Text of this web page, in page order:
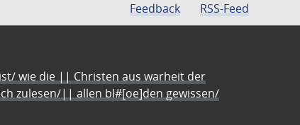
Feedback RSS-Feed
wie die || Christen aus warheit der
zulesen/|| allen bl#[oe]den gewissen/